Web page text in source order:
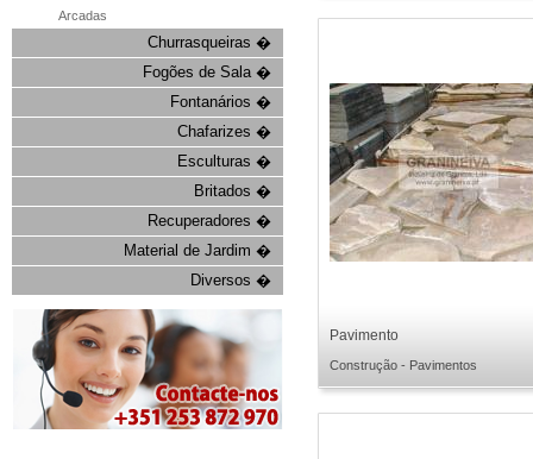
Arcadas
Churrasqueiras �
Fogões de Sala �
Fontanários �
Chafarizes �
Esculturas �
Britados �
Recuperadores �
Material de Jardim �
Diversos �
Pavimento
Construção - Pavimentos